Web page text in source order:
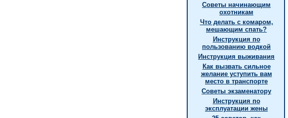
Советы начинающим
охотникам
Что делать с комаром,
мешающим спать?
Инструкция по
пользованию водкой
Инструкция выживания
Как вызвать сильное
желание уступить вам
место в транспорте
Советы экзаменатору
Инструкция по
эксплуатации жены